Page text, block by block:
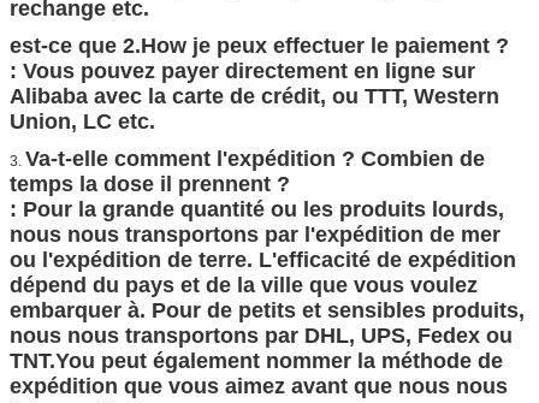
est-ce que 2.How je peux effectuer le paiement ?
: Vous pouvez payer directement en ligne sur
Alibaba avec la carte de crédit, ou TTT, Western
Union, LC etc.
Va-t-elle comment l'expédition ? Combien de
temps la dose il prennent ?
: Pour la grande quantité ou les produits lourds,
nous nous transportons par l'expédition de mer
ou l'expédition de terre. L'efficacité de expédition
dépend du pays et de la ville que vous voulez
embarquer à. Pour de petits et sensibles produits,
nous nous transportons par DHL, UPS, Fedex ou
TNT.You peut également nommer la méthode de
expédition que vous aimez avant que nous nous
transportions.